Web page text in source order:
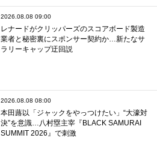
2026.08.08 09:00
レナードがクリッパーズのスコアボード製造
業者と秘密裏にスポンサー契約か‬…新たなサ
ラリーキャップ迂回説
2026.08.08 08:00
本田蕗以「ジャックをやっつけたい」“大濠対
決”を意識…八村塁主宰『BLACK SAMURAI
SUMMIT 2026』で刺激